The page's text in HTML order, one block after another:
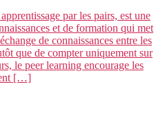
par les pairs, est une
et de formation qui met
de connaissances entre les
que de compter uniquement sur
le peer learning encourage les
[…]